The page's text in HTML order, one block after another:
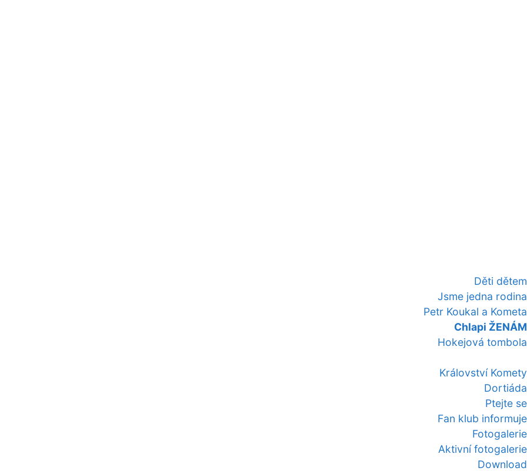
Děti dětem
Jsme jedna rodina
Petr Koukal a Kometa
Chlapi ŽENÁM
Hokejová tombola
Království Komety
Dortiáda
Ptejte se
Fan klub informuje
Fotogalerie
Aktivní fotogalerie
Download